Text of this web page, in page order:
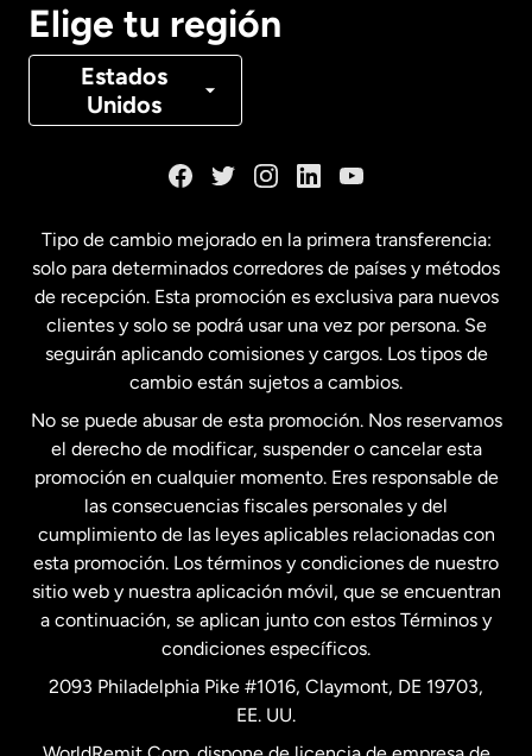
Elige tu región
Estados
Unidos
Canadá Français
Estados Unidos English
Estados Unidos Español
Francia
Malasia
Nueva Zelanda
Países Bajos
Tipo de cambio mejorado en la primera transferencia:
solo para determinados corredores de países y métodos
de recepción. Esta promoción es exclusiva para nuevos
clientes y solo se podrá usar una vez por persona. Se
seguirán aplicando comisiones y cargos. Los tipos de
cambio están sujetos a cambios.
No se puede abusar de esta promoción. Nos reservamos
el derecho de modificar, suspender o cancelar esta
promoción en cualquier momento. Eres responsable de
las consecuencias fiscales personales y del
cumplimiento de las leyes aplicables relacionadas con
esta promoción. Los términos y condiciones de nuestro
sitio web y nuestra aplicación móvil, que se encuentran
a continuación, se aplican junto con estos Términos y
condiciones específicos.
2093 Philadelphia Pike #1016, Claymont, DE 19703,
EE. UU.